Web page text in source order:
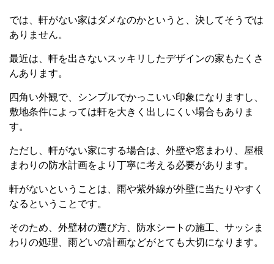
では、軒がない家はダメなのかというと、決してそうでは
ありません。
最近は、軒を出さないスッキリしたデザインの家もたくさ
んあります。
四角い外観で、シンプルでかっこいい印象になりますし、
敷地条件によっては軒を大きく出しにくい場合もありま
す。
ただし、軒がない家にする場合は、外壁や窓まわり、屋根
まわりの防水計画をより丁寧に考える必要があります。
軒がないということは、雨や紫外線が外壁に当たりやすく
なるということです。
そのため、外壁材の選び方、防水シートの施工、サッシま
わりの処理、雨どいの計画などがとても大切になります。